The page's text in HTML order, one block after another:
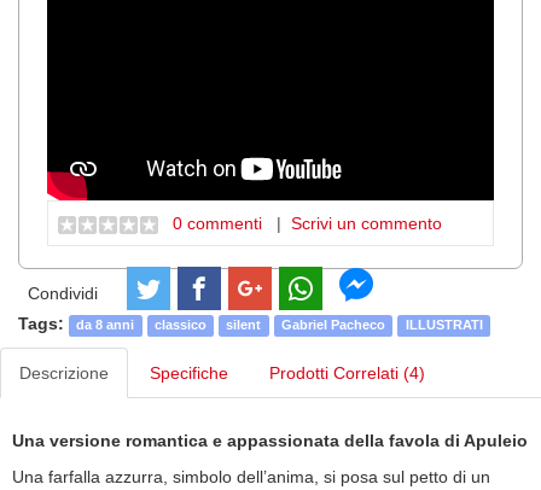
0 commenti | Scrivi un commento
Condividi
Tags:
da 8 anni classico silent Gabriel Pacheco ILLUSTRATI
Descrizione Specifiche Prodotti Correlati (4)
Una versione romantica e appassionata della favola di Apuleio
Una farfalla azzurra, simbolo dell’anima, si posa sul petto di un